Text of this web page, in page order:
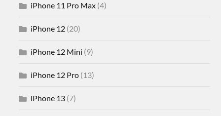
iPhone 11 Pro Max (4)
iPhone 12 (20)
iPhone 12 Mini (9)
iPhone 12 Pro (13)
iPhone 13 (7)